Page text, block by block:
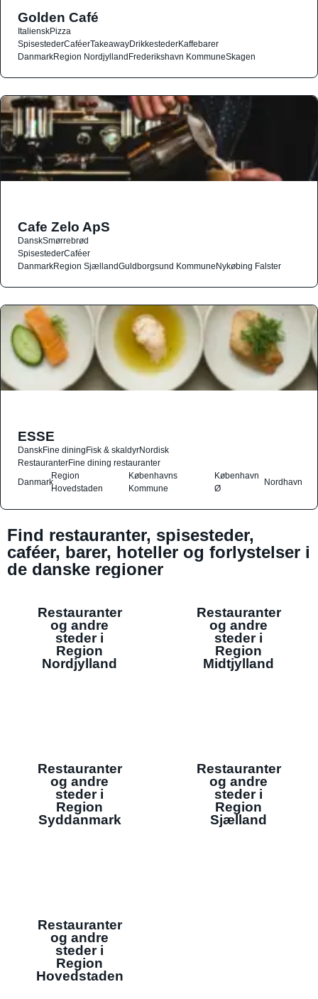
Golden Café
ItalienskPizza
SpisestederCaféerTakeawayDrikkestederKaffebarer
DanmarkRegion NordjyllandFrederikshavn KommuneSkagen
Cafe Zelo ApS
DanskSmørrebrød
SpisestederCaféer
DanmarkRegion SjællandGuldborgsund KommuneNykøbing Falster
ESSE
DanskFine diningFisk & skaldyrNordisk
RestauranterFine dining restauranter
Danmark
Region
Hovedstaden
Københavns
Kommune
København
Ø
Nordhavn
Find restauranter, spisesteder,
caféer, barer, hoteller og forlystelser i
de danske regioner
Restauranter
og andre
steder i
Region
Nordjylland
Restauranter
og andre
steder i
Region
Midtjylland
Restauranter
og andre
steder i
Region
Syddanmark
Restauranter
og andre
steder i
Region
Sjælland
Restauranter
og andre
steder i
Region
Hovedstaden